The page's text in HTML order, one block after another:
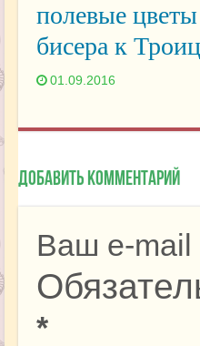
полевые
бисера к
01.09.2016
Добавить комментарий
Ваш e-mail
*